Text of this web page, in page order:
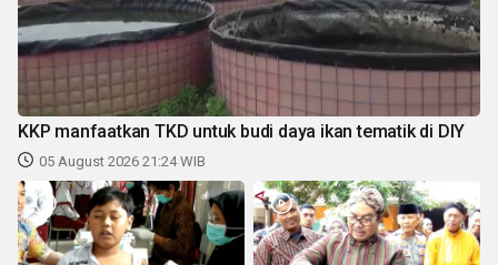
KKP manfaatkan TKD untuk budi daya ikan tematik di DIY
05 August 2026 21:24 WIB